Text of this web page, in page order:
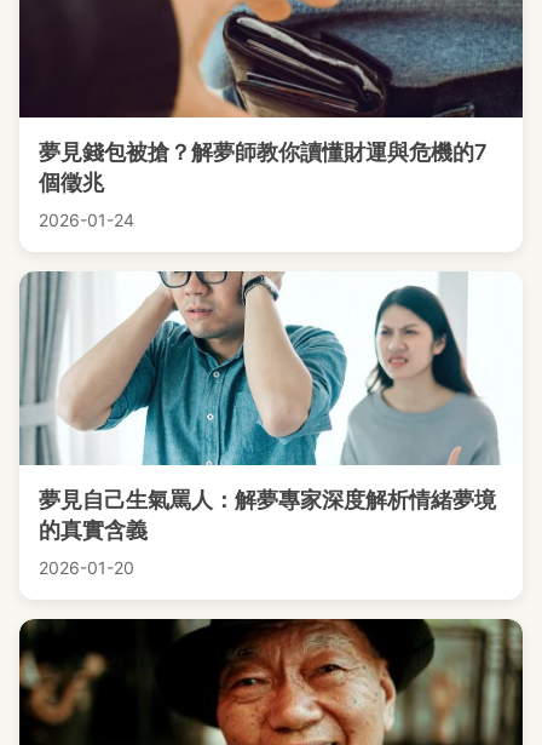
夢見錢包被搶？解夢師教你讀懂財運與危機的7
個徵兆
2026-01-24
夢見自己生氣罵人：解夢專家深度解析情緒夢境
的真實含義
2026-01-20